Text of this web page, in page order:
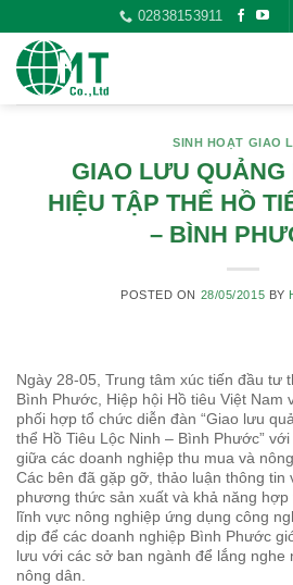
content
02838153911
SINH HOẠT GIAO
GIAO LƯU QUẢNG
HIỆU TẬP THỂ HỒ
– BÌNH
POSTED ON 28/05/2015 BY
Ngày 28-05, Trung tâm xúc tiến đầu tư
Bình Phước, Hiệp hội Hồ tiêu Việt Nam
phối hợp tổ chức diễn đàn “Giao lưu
thể Hồ Tiêu Lộc Ninh – Bình Phước”
giữa các doanh nghiệp thu mua và
Các bên đã gặp gỡ, thảo luận thông tin
phương thức sản xuất và khả năng
lĩnh vực nông nghiệp ứng dụng công
dịp để các doanh nghiệp Bình Phước
lưu với các sở ban ngành để lắng nghe
nông dân.